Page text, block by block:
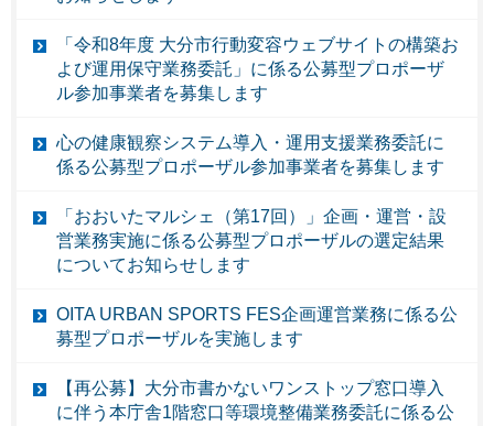
「令和8年度 大分市行動変容ウェブサイトの構築お
よび運用保守業務委託」に係る公募型プロポーザ
ル参加事業者を募集します
心の健康観察システム導入・運用支援業務委託に
係る公募型プロポーザル参加事業者を募集します
「おおいたマルシェ（第17回）」企画・運営・設
営業務実施に係る公募型プロポーザルの選定結果
についてお知らせします
OITA URBAN SPORTS FES企画運営業務に係る公
募型プロポーザルを実施します
【再公募】大分市書かないワンストップ窓口導入
に伴う本庁舎1階窓口等環境整備業務委託に係る公